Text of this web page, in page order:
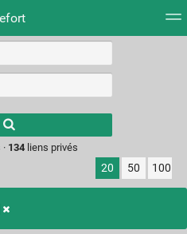
results.
134liens privés
20 50 100